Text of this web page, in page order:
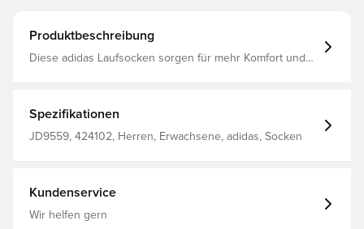
Produktbeschreibung
Diese adidas Laufsocken sorgen für mehr Komfort und
und stabilisierendem FORMOTION sind sie auf optimale
Performance ausgelegt. CLIMACOOL leitet Feuchtigkeit
von der Haut ab und sorgt für ein kühles und trockenes
schnell trocknenden Fasern geben dir ein frisches
Polyamid(100% Recycelt) / 27% Polyester(100% Recycelt) /
Spezifikationen
JD9559, 424102, Herren, Erwachsene, adidas, Socken
Kundenservice
Wir helfen gern